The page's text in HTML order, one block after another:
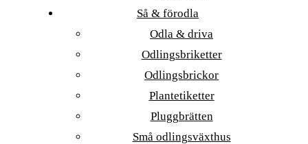
Så & förodla
Odla & driva
Odlingsbriketter
Odlingsbrickor
Plantetiketter
Pluggbrätten
Små odlingsväxthus